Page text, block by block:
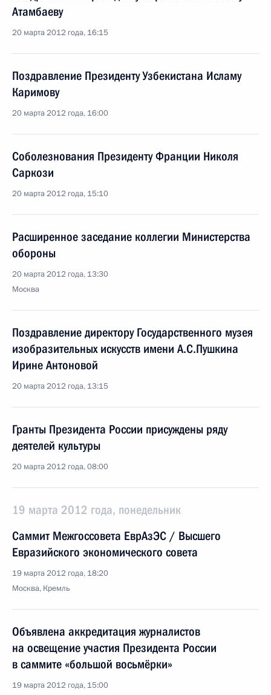
Атамбаеву
20 марта 2012 года, 16:15
Поздравление Президенту Узбекистана Исламу
Каримову
20 марта 2012 года, 16:00
Соболезнования Президенту Франции Николя
Саркози
20 марта 2012 года, 15:10
Расширенное заседание коллегии Министерства
обороны
20 марта 2012 года, 13:30
Москва
Поздравление директору Государственного музея
изобразительных искусств имени А.С.Пушкина
Ирине Антоновой
20 марта 2012 года, 13:15
Гранты Президента России присуждены ряду
деятелей культуры
20 марта 2012 года, 08:00
19 марта 2012 года, понедельник
Саммит Межгоссовета ЕврАзЭС / Высшего
Евразийского экономического совета
19 марта 2012 года, 18:20
Москва, Кремль
Объявлена аккредитация журналистов
на освещение участия Президента России
в саммите «большой восьмёрки»
19 марта 2012 года, 15:00